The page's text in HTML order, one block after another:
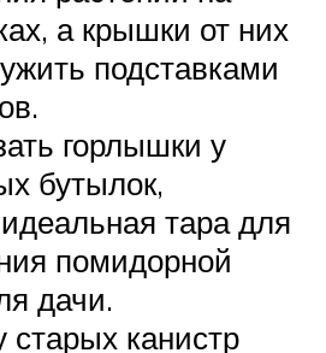
а крышки от них
подставками
горлышки у
бутылок,
тара для
помидорной
дачи.
старых канистр